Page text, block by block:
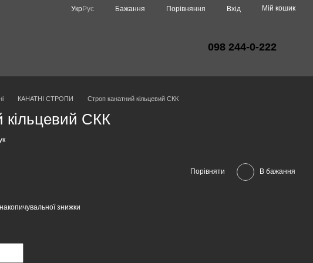
УкрРус Бажання Порівняння Вхід Мій кошик
098 244-0-222
КАНАТНІ СТРОПИ Строп канатний кільцевий СКК
кільцевий СКК
Порівняти В бажання
знижки